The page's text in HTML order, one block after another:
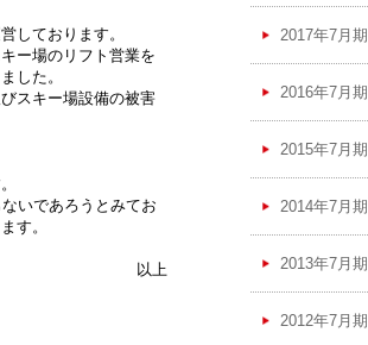
しております。
ー場のリフト営業を
した。
スキー場設備の被害
いであろうとみてお
す。
以上
2017年7月期
2016年7月期
2015年7月期
2014年7月期
2013年7月期
2012年7月期